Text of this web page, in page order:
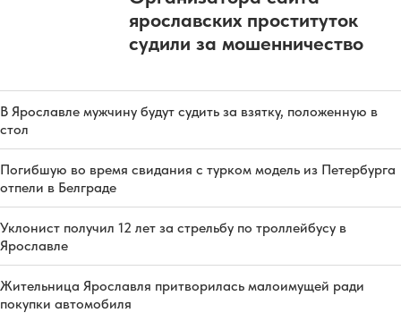
ярославских проституток
судили за мошенничество
В Ярославле мужчину будут судить за взятку, положенную в
стол
Погибшую во время свидания с турком модель из Петербурга
отпели в Белграде
Уклонист получил 12 лет за стрельбу по троллейбусу в
Ярославле
Жительница Ярославля притворилась малоимущей ради
покупки автомобиля